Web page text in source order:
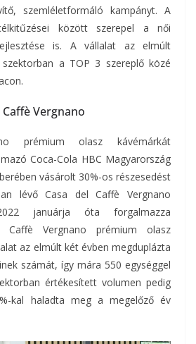
szemléletformáló kampányt. A
között szerepel a női
is. A vállalat az elmúlt
a TOP 3 szereplő közé
Vergnano
prémium olasz kávémárkát
Coca-Cola HBC Magyarország
vásárolt 30%-os részesedést
lévő Casa del Caffè Vergnano
januárja óta forgalmazza
Caffè Vergnano prémium olasz
az elmúlt két évben megduplázta
számát, így mára 550 egységgel
értékesített volumen pedig
kal haladta meg a megelőző év